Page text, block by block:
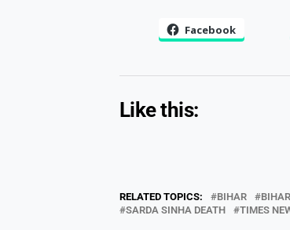
Facebook
Like this:
RELATED TOPICS: BIHAR
SARDA SINHA DEATH
TIMES